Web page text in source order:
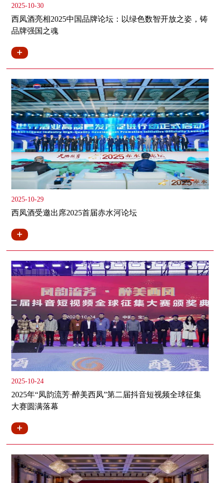
2025-10-30
西凤酒亮相2025中国品牌论坛：以绿色数智开放之姿，铸
品牌强国之魂
2025-10-29
西凤酒受邀出席2025首届赤水河论坛
2025-10-24
2025年“凤韵流芳·醉美西凤”第二届抖音短视频全球征集
大赛圆满落幕